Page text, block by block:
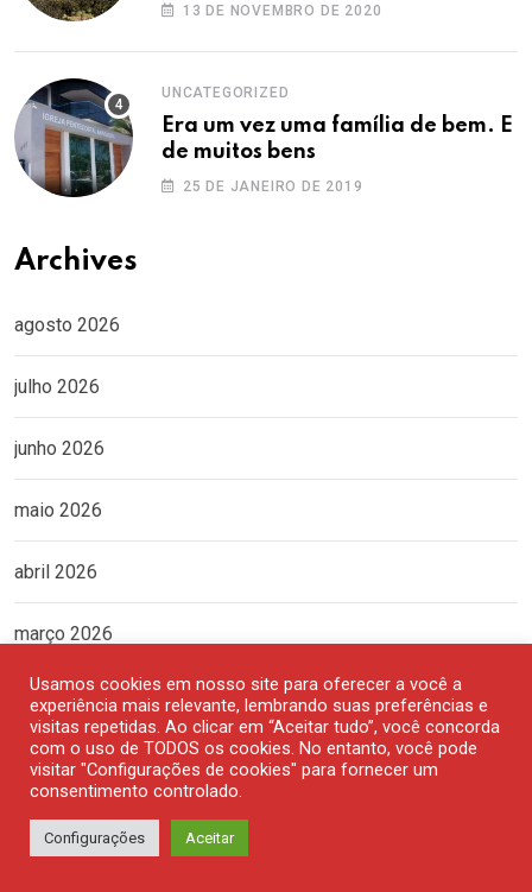
13 DE NOVEMBRO DE 2020
UNCATEGORIZED
Era um vez uma família de bem. E
de muitos bens
25 DE JANEIRO DE 2019
Archives
agosto 2026
julho 2026
junho 2026
maio 2026
abril 2026
março 2026
fevereiro 2026
janeiro 2026
dezembro 2025
Usamos cookies em nosso site para oferecer a você a
experiência mais relevante, lembrando suas preferências e
visitas repetidas. Ao clicar em “Aceitar tudo”, você concorda
com o uso de TODOS os cookies. No entanto, você pode
visitar "Configurações de cookies" para fornecer um
consentimento controlado.
Configurações Aceitar